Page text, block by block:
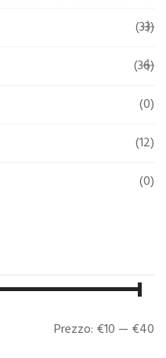
(33)
(36)
(0)
(12)
(0)
Prezzo
Prezzo
Prezzo: €10 — €40